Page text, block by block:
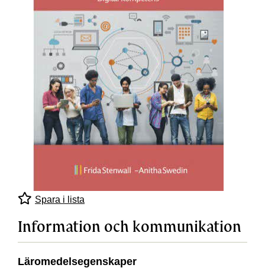
Spara i lista
Information och kommunikation
Läromedelsegenskaper